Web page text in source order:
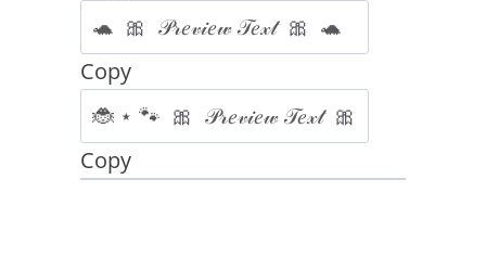
Copy
Copy